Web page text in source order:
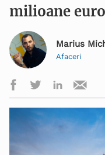
milioane
Marius
Afaceri